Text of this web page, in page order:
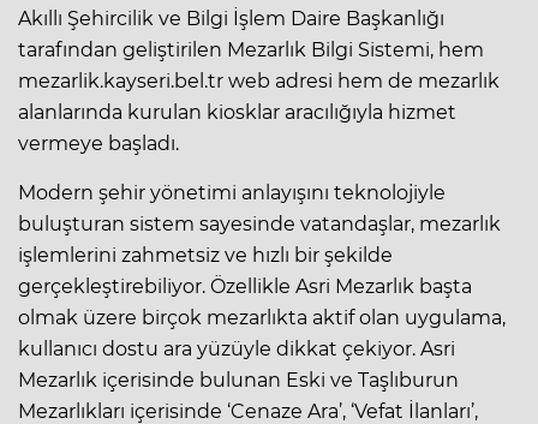
Akıllı Şehircilik ve Bilgi İşlem Daire Başkanlığı
tarafından geliştirilen Mezarlık Bilgi Sistemi, hem
mezarlik.kayseri.bel.tr web adresi hem de mezarlık
alanlarında kurulan kiosklar aracılığıyla hizmet
vermeye başladı.
Modern şehir yönetimi anlayışını teknolojiyle
buluşturan sistem sayesinde vatandaşlar, mezarlık
işlemlerini zahmetsiz ve hızlı bir şekilde
gerçekleştirebiliyor. Özellikle Asri Mezarlık başta
olmak üzere birçok mezarlıkta aktif olan uygulama,
kullanıcı dostu ara yüzüyle dikkat çekiyor. Asri
Mezarlık içerisinde bulunan Eski ve Taşlıburun
Mezarlıkları içerisinde ‘Cenaze Ara’, ‘Vefat İlanları’,